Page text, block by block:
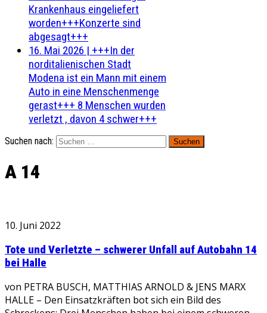
Krankenhaus eingeliefert
worden+++Konzerte sind
abgesagt+++
16. Mai 2026 | +++In der
norditalienischen Stadt
Modena ist ein Mann mit einem
Auto in eine Menschenmenge
gerast+++ 8 Menschen wurden
verletzt , davon 4 schwer+++
Suchen nach:
A 14
10. Juni 2022
Tote und Verletzte – schwerer Unfall auf Autobahn 14
bei Halle
von PETRA BUSCH, MATTHIAS ARNOLD & JENS MARX
HALLE – Den Einsatzkräften bot sich ein Bild des